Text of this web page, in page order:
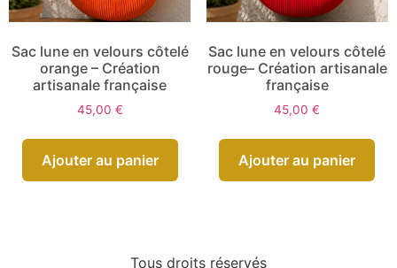
Sac lune en velours côtelé
orange – Création
artisanale française
45,00 €
Ajouter au panier
Sac lune en velours côtelé
rouge– Création artisanale
française
45,00€
Ajouter au panier
Tous droits réservés